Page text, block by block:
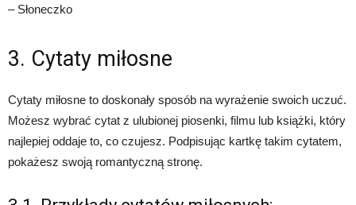
– Słoneczko
3. Cytaty miłosne
Cytaty miłosne to doskonały sposób na wyrażenie swoich uczuć.
Możesz wybrać cytat z ulubionej piosenki, filmu lub książki, który
najlepiej oddaje to, co czujesz. Podpisując kartkę takim cytatem,
pokażesz swoją romantyczną stronę.